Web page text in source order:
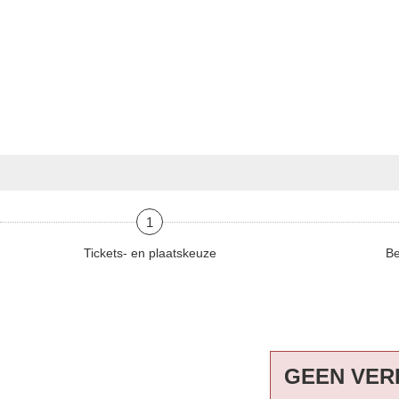
1
Tickets- en plaatskeuze
GEEN